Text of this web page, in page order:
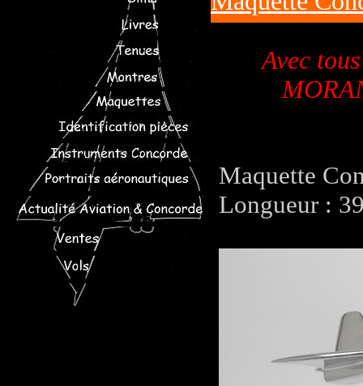
Avec
Maquette
Longueur :